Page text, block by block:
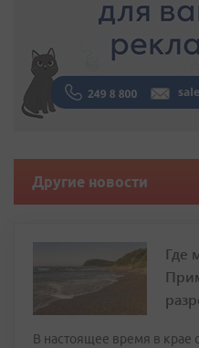
Другие новости
Где
В настоящее время в крае